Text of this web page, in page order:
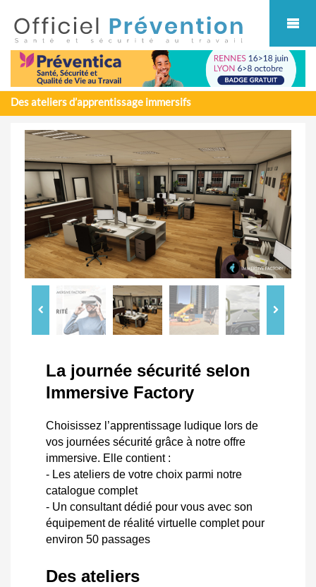
Des ateliers d’apprentissage immersifs
La journée sécurité selon
Immersive Factory
Choisissez l’apprentissage ludique lors de
vos journées sécurité grâce à notre offre
immersive. Elle contient :
- Les ateliers de votre choix parmi notre
catalogue complet
- Un consultant dédié pour vous avec son
équipement de réalité virtuelle complet pour
environ 50 passages
Des ateliers